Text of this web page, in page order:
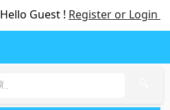
Hello Guest ! Register or Login